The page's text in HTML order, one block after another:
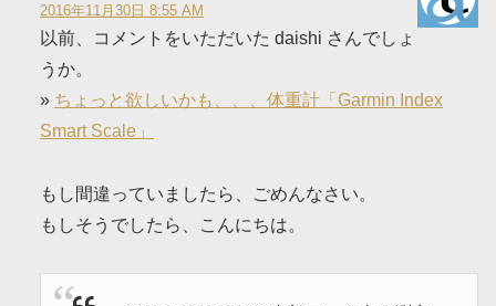
2016年11月30日 8:55 AM
以前、コメントをいただいた daishi さんでしょ
うか。
» ちょっと欲しいかも、、、体重計「Garmin Index
Smart Scale」
もし間違っていましたら、ごめんなさい。
もしそうでしたら、こんにちは。